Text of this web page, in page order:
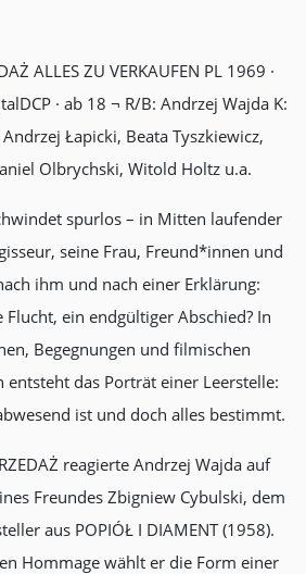
ALLES ZU VERKAUFEN PL 1969 ·
· ab 18 ¬ R/B: Andrzej Wajda K:
Łapicki, Beata Tyszkiewicz,
Olbrychski, Witold Holtz u.a.
spurlos – in Mitten laufender
seine Frau, Freund*innen und
ihm und nach einer Erklärung:
ein endgültiger Abschied? In
Begegnungen und filmischen
entsteht das Porträt einer Leerstelle:
ist und doch alles bestimmt.
reagierte Andrzej Wajda auf
Freundes Zbigniew Cybulski, dem
aus POPIÓŁ I DIAMENT (1958).
Hommage wählt er die Form einer